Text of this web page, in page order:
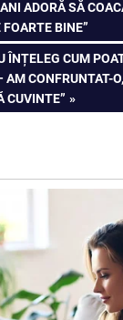
ADORĂ SĂ
BINE”
ÎNȚELEG CUM
AM CONFRUNTAT-
CUVINTE”